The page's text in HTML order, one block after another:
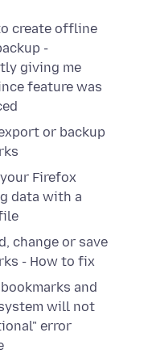
create offline
-
giving me
feature was
or backup
Firefox
data with a
change or save
- How to fix
and
will not
error